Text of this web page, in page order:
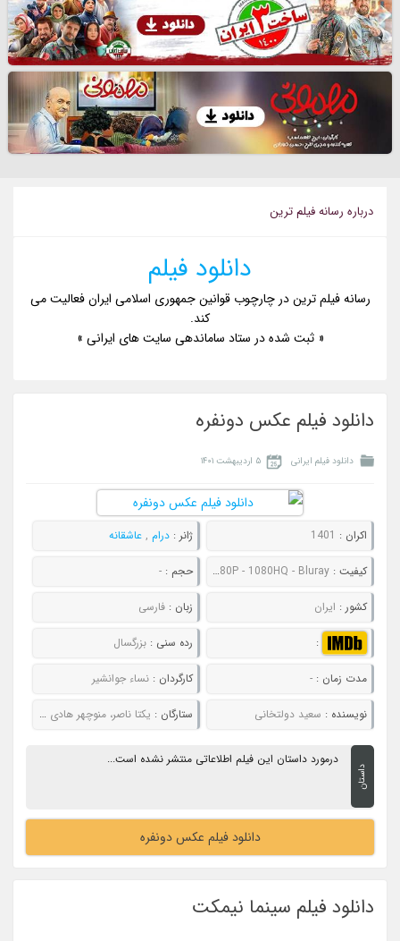
درباره رسانه فیلم ترین
دانلود فیلم
رسانه فیلم ترین در چارچوب قوانین جمهوری اسلامی ایران فعالیت می
کند.
« ثبت شده در ستاد ساماندهی سایت های ایرانی »
دانلود فیلم عکس دونفره
دانلود فیلم ایرانی ۵ اردیبهشت ۱۴۰۱
اکران : 1401 ژانر : درام , عاشقانه
کیفیت :480P - 720P - 1080P - 1080HQ - Bluray حجم : -
کشور : ایران زبان : فارسی
: رده سنی : بزرگسال
مدت زمان :- کارگردان : نساء جوانشیر
نویسنده : سعید دولتخانی ستارگان : یکتا ناصر، منوچهر هادی و سارا نجفی
داستان
درمورد داستان این فیلم اطلاعاتی منتشر نشده است...
دانلود فیلم عکس دونفره
دانلود فیلم سینما نیمکت